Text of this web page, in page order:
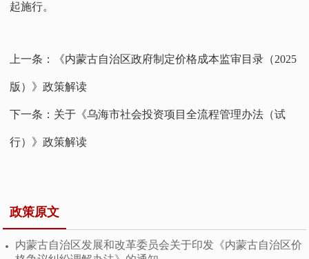
起施行。
上一条： 《内蒙古自治区政府制定价格成本监审目录（2025
版）》政策解读
下一条： 关于《乌海市社会投资项目全流程管理办法（试
行）》政策解读
政策原文
内蒙古自治区发展和改革委员会关于印发《内蒙古自治区价